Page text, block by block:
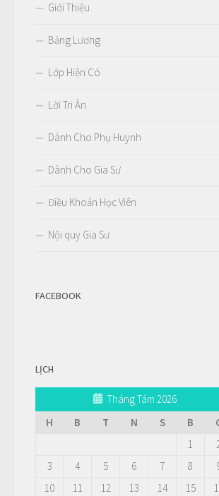
Giới Thiệu
Bảng Lương
Lớp Hiện Có
Lời Tri Ân
Dành Cho Phụ Huynh
Dành Cho Gia Sư
Điều Khoản Học Viên
Nội quy Gia Sư
FACEBOOK
LỊCH
Tháng Tám 2026
H
B T N S B
1
3
4 5 6 7 8
10
11 12 13 14 15